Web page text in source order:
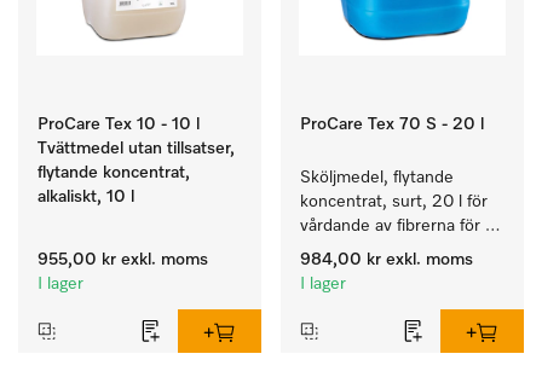
ProCare Tex 10 - 10 l
Tvättmedel utan tillsatser,
flytande koncentrat,
alkaliskt, 10 l
955,00 kr exkl. moms
I lager
ProCare Tex 70 S - 20 l
Sköljmedel, flytande
koncentrat, surt, 20 l för
vårdande av fibrerna för
en långvarig smidighet
hos textilierna.
984,00 kr exkl. moms
I lager